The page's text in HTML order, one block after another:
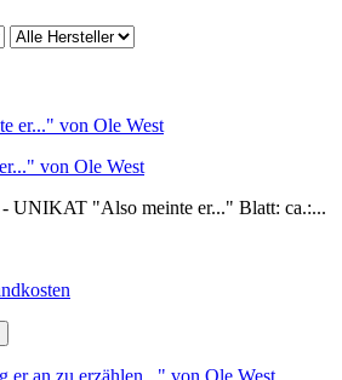
von Ole West
UNIKAT "Also meinte er..." Blatt: ca.:...